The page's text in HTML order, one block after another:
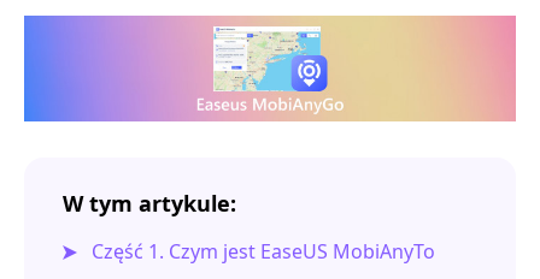
W tym artykule:
Część 1. Czym jest EaseUS MobiAnyTo